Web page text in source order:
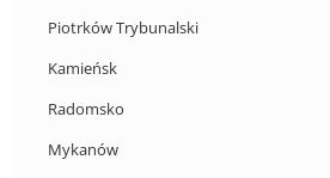
Piotrków Trybunalski
Kamieńsk
Radomsko
Mykanów